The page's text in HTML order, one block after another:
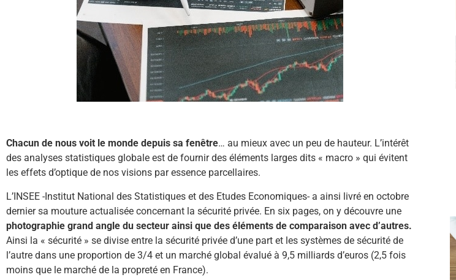
Chacun de nous voit le monde depuis sa fenêtre… au mieux avec un peu de hauteur. L’intérêt
des analyses statistiques globale est de fournir des éléments larges dits « macro » qui évitent
les effets d’optique de nos visions par essence parcellaires.
L’INSEE -Institut National des Statistiques et des Etudes Economiques- a ainsi livré en octobre
dernier sa mouture actualisée concernant la sécurité privée. En six pages, on y découvre une
photographie grand angle du secteur ainsi que des éléments de comparaison avec d’autres.
Ainsi la « sécurité » se divise entre la sécurité privée d’une part et les systèmes de sécurité de
l’autre dans une proportion de 3/4 et un marché global évalué à 9,5 milliards d’euros (2,5 fois
moins que le marché de la propreté en France).